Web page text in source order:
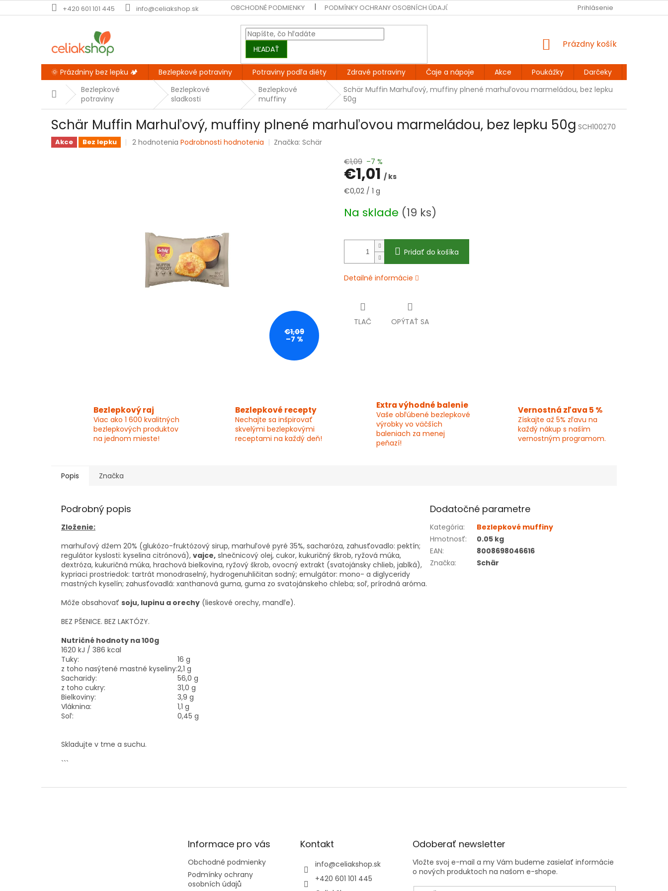
na
+420 601 101 445 info@celiakshop.sk OBCHODNÉ PODMIENKY PODMÍNKY OCHRANY OSOBNÍCH ÚDAJŮ KONTAKT DOPRAVA A PLATBA
Prihlásenie
HĽADAŤ
NÁKUPNÝ
Prázdny košík
🌞 Prázdniny bez lepku 🏕️ Bezlepkové potraviny Potraviny podľa diéty Zdravé potraviny Čaje a nápoje Akce Poukážky Darčeky
DomovBezlepkové
potraviny
Bezlepkové
sladkosti
Bezlepkové
muffiny
Schär Muffin Marhuľový, muffiny plnené marhuľovou marmeládou, bez lepku
50g
Schär Muffin Marhuľový, muffiny plnené marhuľovou marmeládou, bez lepku 50g SCH100270
Akce Bez lepku
Priemerné
2 hodnotenia Podrobnosti hodnotenia Značka: Schär
€1,09
–7 %
€1,09 –7 %
€1,01 / ks
Jednotková
€0,02 / 1 g
Na sklade (19 ks)
Pridať do košíka
Detailné informácie
TLAČ OPÝTAŤ SA
Bezlepkový raj
Viac ako 1 600 kvalitných
bezlepkových produktov
na jednom mieste!
Bezlepkové recepty
Nechajte sa inšpirovať
skvelými bezlepkovými
receptami na každý deň!
Extra výhodné balenie
Vaše obľúbené bezlepkové
výrobky vo väčších
baleniach za menej
peňazí!
Vernostná zľava 5 %
Získajte až 5% zľavu na
každý nákup s naším
vernostným programom.
Popis Značka
Podrobný popis
Zloženie:
marhuľový džem 20% (glukózo-fruktózový sirup, marhuľové pyré 35%, sacharóza, zahusťovadlo: pektín;
regulátor kyslosti: kyselina citrónová), vajce, slnečnicový olej, cukor, kukuričný škrob, ryžová múka,
dextróza, kukuričná múka, hrachová bielkovina, ryžový škrob, ovocný extrakt (svatojánsky chlieb, jablká),
kypriaci prostriedok: tartrát monodraselný, hydrogenuhličitan sodný; emulgátor: mono- a diglyceridy
mastných kyselín; zahusťovadlá: xanthanová guma, guma zo svatojánskeho chleba; soľ, prírodná aróma.
Môže obsahovať soju, lupinu a orechy (lieskové orechy, mandľe).
BEZ PŠENICE. BEZ LAKTÓZY.
Nutričné hodnoty na 100g
1620 kJ / 386 kcal
Tuky:
16 g
z toho nasýtené mastné kyseliny:2,1 g
Sacharidy:
56,0 g
z toho cukry:
31,0 g
Bielkoviny:
3,9 g
Vláknina:
1,1 g
Soľ:
0,45 g
Skladujte v tme a suchu.
```
Dodatočné parametre
Kategória:
Bezlepkové muffiny
Hmotnosť:
0.05 kg
EAN:
8008698046616
Značka: Schär
Informace pro vás
Obchodné podmienky
Podmínky ochrany
osobních údajů
Kontakt
info@celiakshop.sk
+420 601 101 445
Odoberať newsletter
Vložte svoj e-mail a my Vám budeme zasielať informácie
o nových produktoch na našom e-shope.